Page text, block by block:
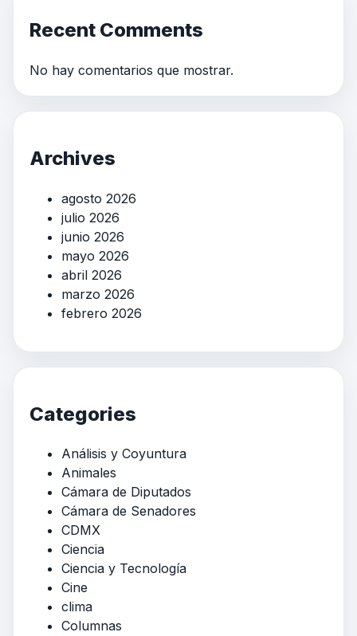
Recent Comments
No hay comentarios que mostrar.
Archives
agosto 2026
julio 2026
junio 2026
mayo 2026
abril 2026
marzo 2026
febrero 2026
Categories
Análisis y Coyuntura
Animales
Cámara de Diputados
Cámara de Senadores
CDMX
Ciencia
Ciencia y Tecnología
Cine
clima
Columnas